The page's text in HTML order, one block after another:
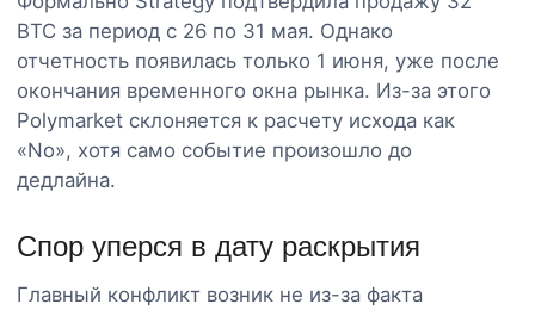
BTC за период с 26 по 31 мая. Однако
отчетность появилась только 1 июня, уже после
окончания временного окна рынка. Из-за этого
Polymarket склоняется к расчету исхода как
«No», хотя само событие произошло до
дедлайна.
Спор уперся в дату раскрытия
Главный конфликт возник не из-за факта